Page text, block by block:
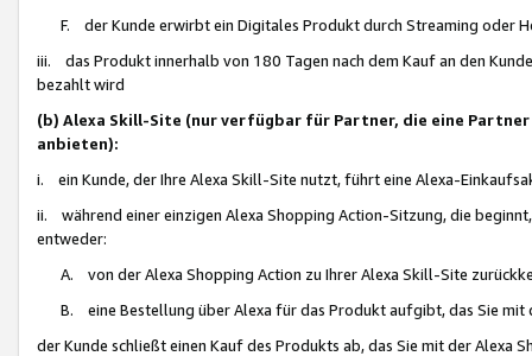
F. der Kunde erwirbt ein Digitales Produkt durch Streaming oder
iii. das Produkt innerhalb von 180 Tagen nach dem Kauf an den
bezahlt wird
(b) Alexa Skill-Site (nur verfügbar für Partner, die eine
anbieten):
i. ein Kunde, der Ihre Alexa Skill-Site nutzt, führt eine Alexa-
ii. während einer einzigen Alexa Shopping Action-Sitzung, die
entweder:
A. von der Alexa Shopping Action zu Ihrer Alexa Skill-Site
B. eine Bestellung über Alexa für das Produkt aufgibt, das Sie mit
der Kunde schließt einen Kauf des Produkts ab, das Sie mit der Alexa